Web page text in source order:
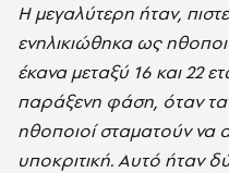
Η μεγαλύτερη ήταν,
ενηλικιώθηκα ως
έκανα μεταξύ 16 και 22
παράξενη φάση, όταν τα
ηθοποιοί σταματούν να
υποκριτική. Αυτό ήταν